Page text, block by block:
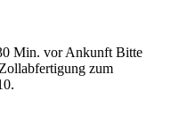
Min. vor Ankunft Bitte
zum